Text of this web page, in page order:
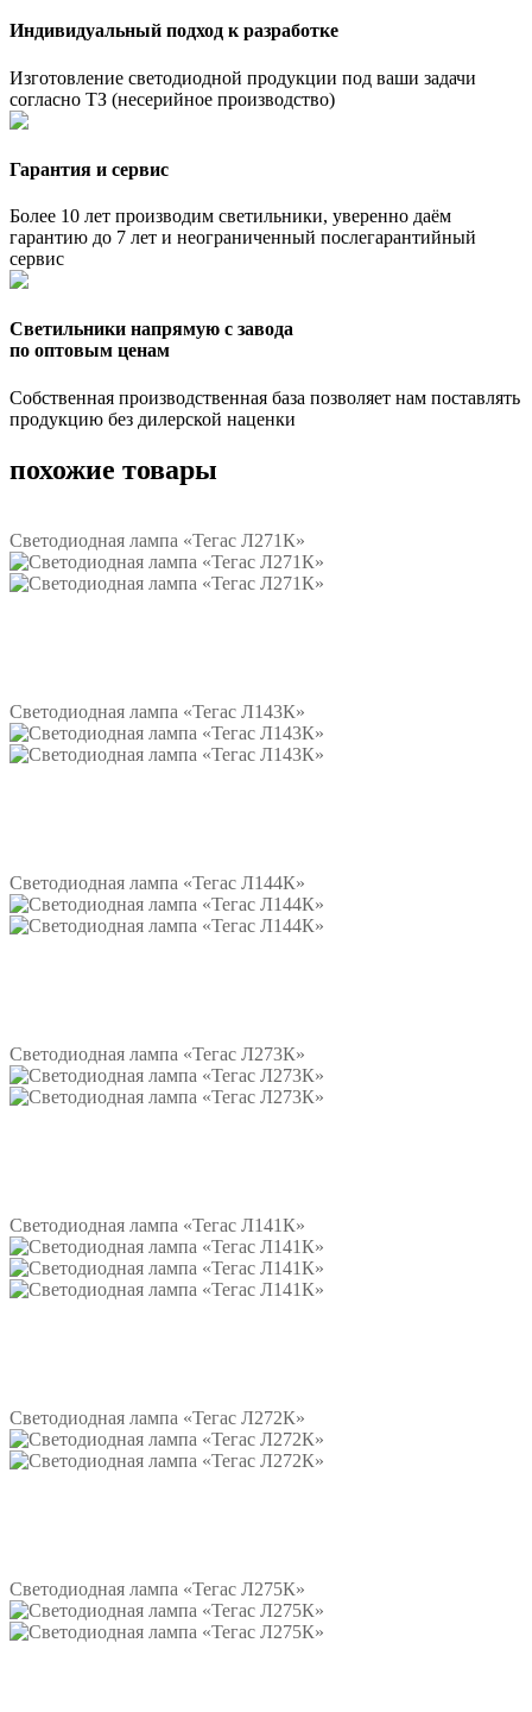
Индивидуальный подход к разработке
Изготовление светодиодной продукции под ваши задачи
согласно ТЗ (несерийное производство)
Гарантия и сервис
Более 10 лет производим светильники, уверенно даём
гарантию до 7 лет и неограниченный послегарантийный
сервис
Светильники напрямую с завода
по оптовым ценам
Собственная производственная база позволяет нам поставлять
продукцию без дилерской наценки
похожие товары
Светодиодная лампа «Тегас Л271К»
Светодиодная лампа «Тегас Л143К»
Светодиодная лампа «Тегас Л144К»
Светодиодная лампа «Тегас Л273К»
Светодиодная лампа «Тегас Л141К»
Светодиодная лампа «Тегас Л272К»
Светодиодная лампа «Тегас Л275К»